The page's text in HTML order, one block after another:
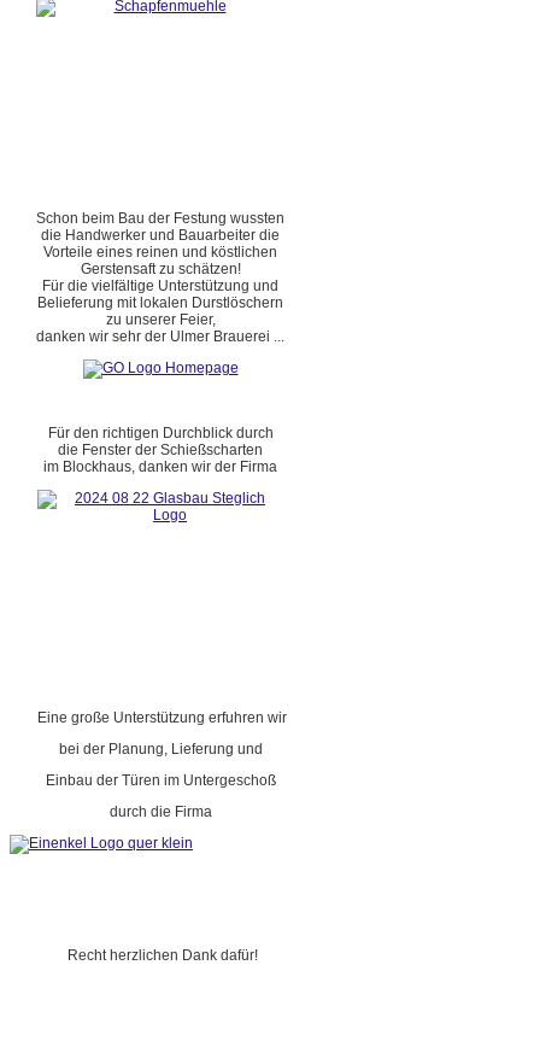
Schon beim Bau der Festung wussten
die Handwerker und Bauarbeiter die
Vorteile eines reinen und köstlichen
Gerstensaft zu schätzen!
Für die vielfältige Unterstützung und
Belieferung mit lokalen Durstlöschern
zu unserer Feier,
danken wir sehr der Ulmer Brauerei ...
Für den richtigen Durchblick durch
die Fenster der Schießscharten
im Blockhaus, danken wir der Firma
Eine große Unterstützung erfuhren wir
bei der Planung, Lieferung und
Einbau der Türen im Untergeschoß
durch die Firma
Recht herzlichen Dank dafür!